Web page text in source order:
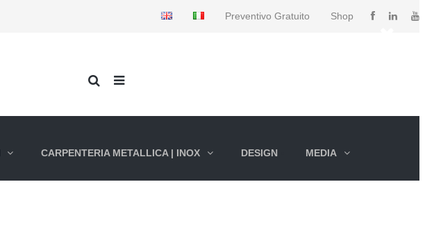
Preventivo Gratuito Shop
CARPENTERIA METALLICA | INOX DESIGN MEDIA